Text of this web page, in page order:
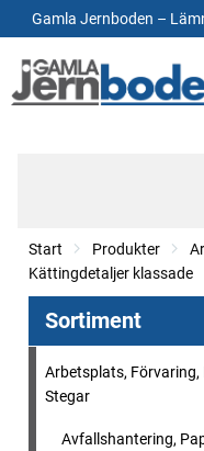
Gamla Jernboden –
Start Produkter
Kättingdetaljer klassade
Sortiment
Arbetsplats, Förvaring,
Stegar
Avfallshantering,